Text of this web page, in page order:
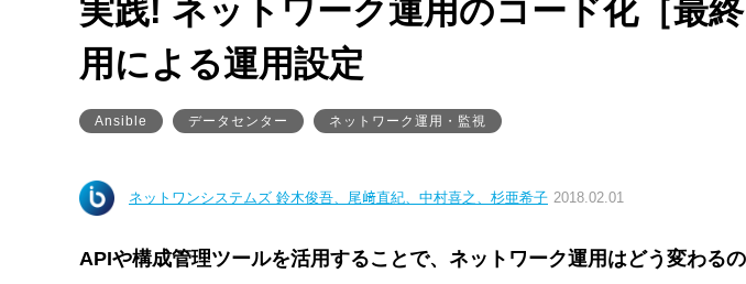
実践! ネットワーク運用のコード化［最
用による運用設定
Ansible データセンター ネットワーク運用・監視
ネットワンシステムズ 鈴木俊吾、尾﨑直紀、中村喜之、杉亜希子 2018.02.01
APIや構成管理ツールを活用することで、ネットワーク運用はどう変わる